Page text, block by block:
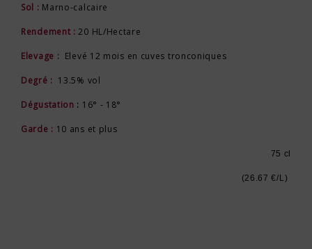
Sol : Marno-calcaire
Rendement :20 HL/Hectare
Elevage : Elevé 12 mois en cuves tronconiques
Degré : 13.5% vol
Dégustation : 16° - 18°
Garde : 10 ans et plus
75 cl
(26.67 €/L)